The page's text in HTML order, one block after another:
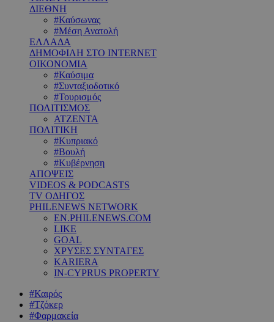
ΔΙΕΘΝΗ
#Καύσωνας
#Μέση Ανατολή
ΕΛΛΑΔΑ
ΔΗΜΟΦΙΛΗ ΣΤΟ INTERNET
ΟΙΚΟΝΟΜΙΑ
#Καύσιμα
#Συνταξιοδοτικό
#Τουρισμός
ΠΟΛΙΤΙΣΜΟΣ
ΑΤΖΕΝΤΑ
ΠΟΛΙΤΙΚΗ
#Κυπριακό
#Βουλή
#Κυβέρνηση
ΑΠΟΨΕΙΣ
VIDEOS & PODCASTS
TV ΟΔΗΓΟΣ
PHILENEWS NETWORK
EN.PHILENEWS.COM
LIKE
GOAL
ΧΡΥΣΕΣ ΣΥΝΤΑΓΕΣ
KARIERA
IN-CYPRUS PROPERTY
#Καιρός
#Τζόκερ
#Φαρμακεία